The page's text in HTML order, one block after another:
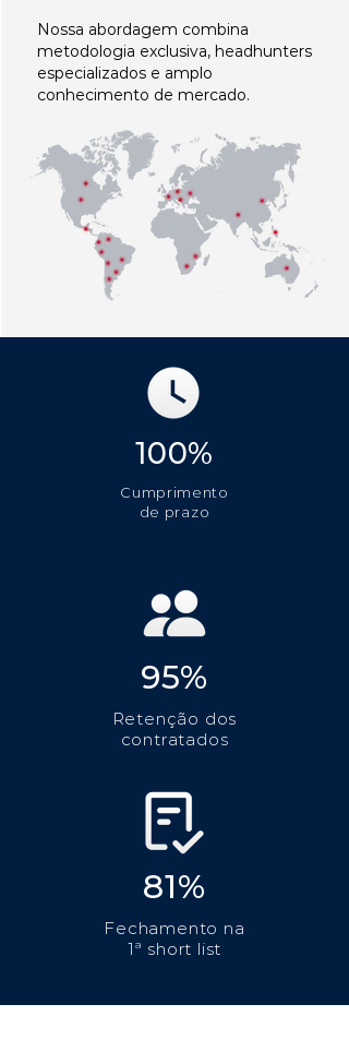
Nossa abordagem combina
metodologia exclusiva, headhunters
especializados e amplo
conhecimento de mercado.
100%
Cumprimento
de prazo
95%
Retenção dos
contratados
81%
Fechamento na
1ª short list